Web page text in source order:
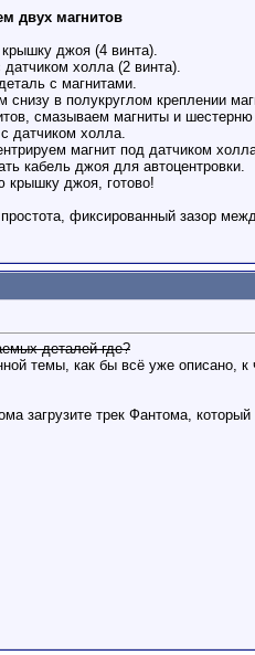
двух магнитов
джоя (4 винта).
холла (2 винта).
с магнитами.
снизу в полукруглом креплении
смазываем магниты и
датчиком холла.
магнит под датчиком
кабель джоя для автоцентровки.
джоя, готово!
простота, фиксированный зазор
деталей где?
темы, как бы всё уже описано, к
загрузите трек Фантома, который